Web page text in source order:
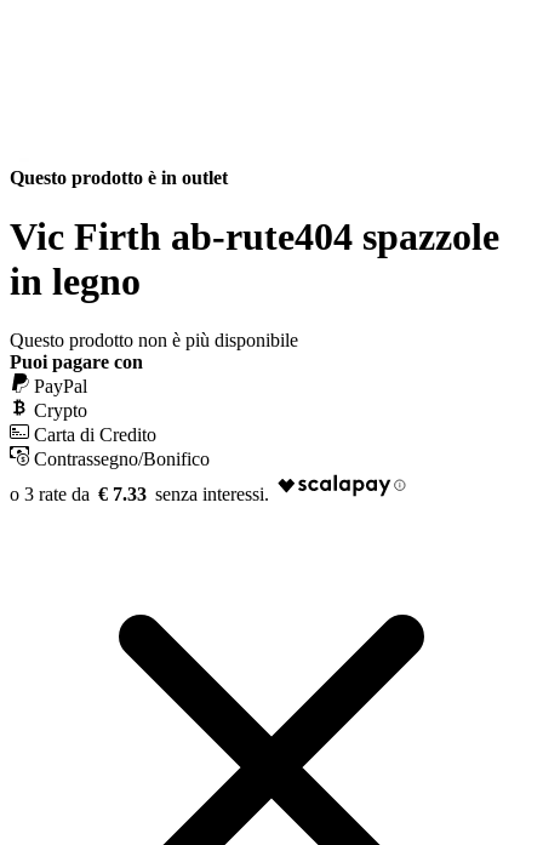
Questo prodotto è in outlet
Vic Firth ab-rute404 spazzole
in legno
Questo prodotto non è più disponibile
Puoi pagare con
PayPal
Crypto
Carta di Credito
Contrassegno/Bonifico
€ 7.33